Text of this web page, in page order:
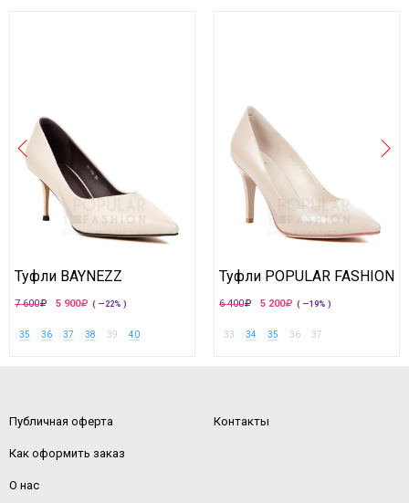
Туфли BAYNEZZ
7 600 5 900 ( —22% )
35 36 37 38 39 40
Туфли POPULAR FASHION
6 400 5 200 ( —19% )
33 34 35 36 37
Публичная оферта
Как оформить заказ
О нас
Контакты